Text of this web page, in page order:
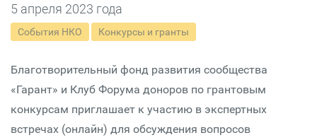
5 апреля 2023 года
События НКО Конкурсы и гранты
Благотворительный фонд развития сообщества
«Гарант» и Клуб Форума доноров по грантовым
конкурсам приглашает к участию в экспертных
встречах (онлайн) для обсуждения вопросов